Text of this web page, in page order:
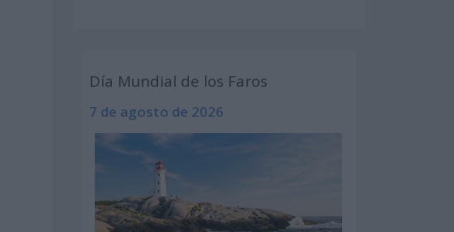
Día Mundial de los Faros
7 de agosto de 2026